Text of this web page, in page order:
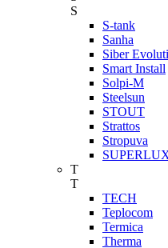
S
S-tank
Sanha
Siber
Smart Install
Solpi-M
Steelsun
STOUT
Strattos
Stropuva
T
T
TECH
Teplocom
Termica
Therma